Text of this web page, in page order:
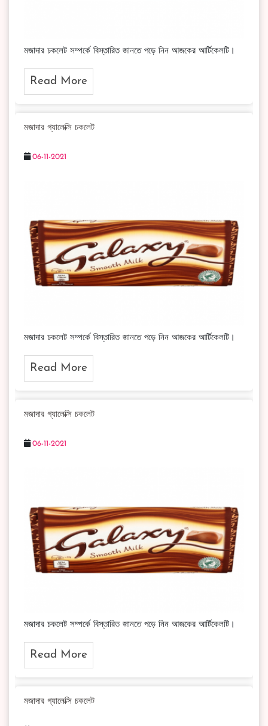
মজাদার চকলেট সম্পর্কে বিস্তারিত জানতে পড়ে নিন আজকের আর্টিকেলটি।
Read More
মজাদার গ্যালেক্সি চকলেট
06-11-2021
মজাদার চকলেট সম্পর্কে বিস্তারিত জানতে পড়ে নিন আজকের আর্টিকেলটি।
Read More
মজাদার গ্যালেক্সি চকলেট
06-11-2021
মজাদার চকলেট সম্পর্কে বিস্তারিত জানতে পড়ে নিন আজকের আর্টিকেলটি।
Read More
মজাদার গ্যালেক্সি চকলেট